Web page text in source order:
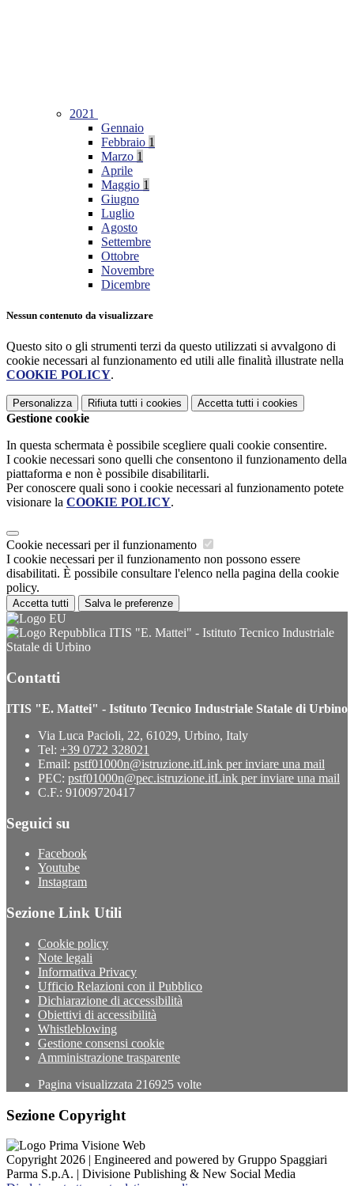
2021
Gennaio
Febbraio 1
Marzo 1
Aprile
Maggio 1
Giugno
Luglio
Agosto
Settembre
Ottobre
Novembre
Dicembre
Nessun contenuto da visualizzare
Questo sito o gli strumenti terzi da questo utilizzati si avvalgono di
cookie necessari al funzionamento ed utili alle finalità illustrate nella
COOKIE POLICY.
Personalizza Rifiuta tutti i cookies Accetta tutti i cookies
Gestione cookie
In questa schermata è possibile scegliere quali cookie consentire.
I cookie necessari sono quelli che consentono il funzionamento della
piattaforma e non è possibile disabilitarli.
Per conoscere quali sono i cookie necessari al funzionamento potete
visionare la COOKIE POLICY.
Cookie necessari per il funzionamento
I cookie necessari per il funzionamento non possono essere
disabilitati. È possibile consultare l'elenco nella pagina della cookie
policy.
Accetta tutti Salva le preferenze
ITIS "E. Mattei" - Istituto Tecnico Industriale
Statale di Urbino
Contatti
ITIS "E. Mattei" - Istituto Tecnico Industriale Statale di Urbino
Via Luca Pacioli, 22, 61029, Urbino, Italy
Tel: +39 0722 328021
Email: pstf01000n@istruzione.itLink per inviare una mail
PEC: pstf01000n@pec.istruzione.itLink per inviare una mail
C.F.: 91009720417
Seguici su
Facebook
Youtube
Instagram
Sezione Link Utili
Cookie policy
Note legali
Informativa Privacy
Ufficio Relazioni con il Pubblico
Dichiarazione di accessibilità
Obiettivi di accessibilità
Whistleblowing
Gestione consensi cookie
Amministrazione trasparente
Pagina visualizzata 216925 volte
Sezione Copyright
Copyright 2026 | Engineered and powered by Gruppo Spaggiari
Parma S.p.A. | Divisione Publishing & New Social Media